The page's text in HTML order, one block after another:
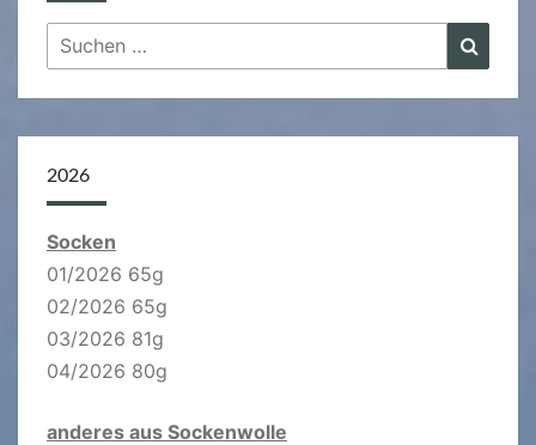
Suchen
nach:
2026
Socken
01/2026 65g
02/2026 65g
03/2026 81g
04/2026 80g
anderes aus Sockenwolle